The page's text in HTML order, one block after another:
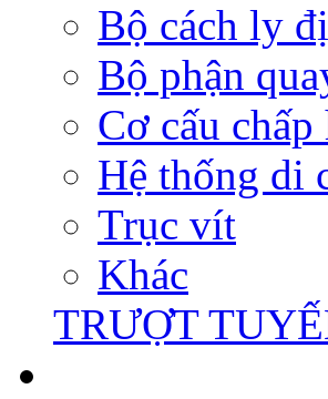
Bộ cách ly
Bộ phận
Cơ cấu
Hệ thống di
Trục vít
Khác
TRƯỢT